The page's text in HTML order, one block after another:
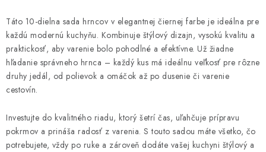
Všeobecné obchodné podmienky
Reklamácia vrátenie tovaru
Kontakty
Táto 10-dielna sada hrncov v elegantnej čiernej farbe je ideálna pre
každú modernú kuchyňu. Kombinuje štýlový dizajn, vysokú kvalitu a
praktickosť, aby varenie bolo pohodlné a efektívne. Už žiadne
hľadanie správneho hrnca – každý kus má ideálnu veľkosť pre rôzne
druhy jedál, od polievok a omáčok až po dusenie či varenie
cestovín.
Investujte do kvalitného riadu, ktorý šetrí čas, uľahčuje prípravu
pokrmov a prináša radosť z varenia. S touto sadou máte všetko, čo
potrebujete, vždy po ruke a zároveň dodáte vašej kuchyni štýlový a